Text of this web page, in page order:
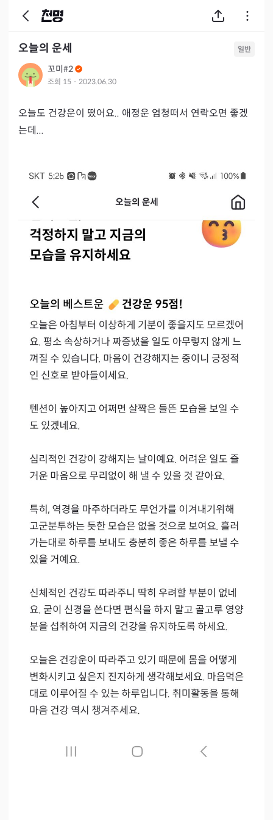
오늘의 운세 일반
꼬미#2
조회 15 · 2023.06.30
오늘도 건강운이 떴어요.. 애정운 엄청떠서 연락오면 좋겠
는데...